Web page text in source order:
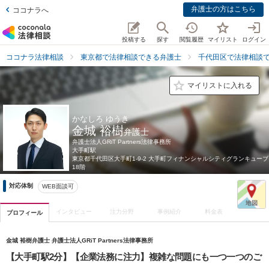
ココナラへ 弁護士の方はこちら
投稿する 探す 閲覧履歴 マイリスト ログイン
ココナラ法律相談 東京都で法律相談できる弁護士 千代田区で法律相談
マイリストに入れる
かなしろ ゆうき
金城 裕樹弁護士
弁護士法人GRiT Partners法律事務所
大手町駅
東京都千代田区大手町1-9-2 大手町フィナンシャルシティグランキューブ
18階
対応体制 WEB面談可
プロフィール インタビュー 注力分野 事例紹介 料金表
金城 裕樹弁護士 弁護士法人GRiT Partners法律事務所
【大手町駅2分】【企業法務に注力】複雑な問題にも一つ一つのご